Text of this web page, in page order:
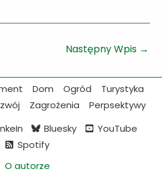
Następny Wpis →
Dom Ogród
Turystyka
Zagrożenia
Perpsektywy
Bluesky
YouTube
Spotify
O autorze